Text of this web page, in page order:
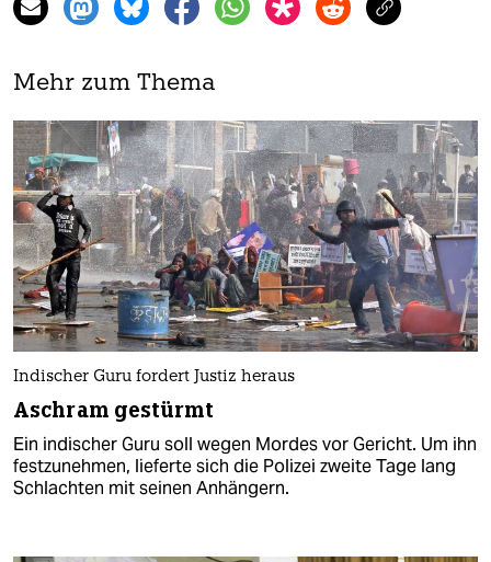
Mehr zum Thema
Indischer Guru fordert Justiz heraus
Aschram gestürmt
Ein indischer Guru soll wegen Mordes vor Gericht. Um ihn
festzunehmen, lieferte sich die Polizei zweite Tage lang
Schlachten mit seinen Anhängern.